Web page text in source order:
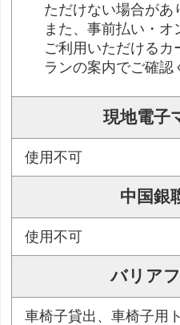
ただけない場合があ
また、事前払い・
ご利用いただける
ランの案内でご確認
現地電子
使用不可
中国銀
使用不可
バリア
車椅子貸出、車椅子用